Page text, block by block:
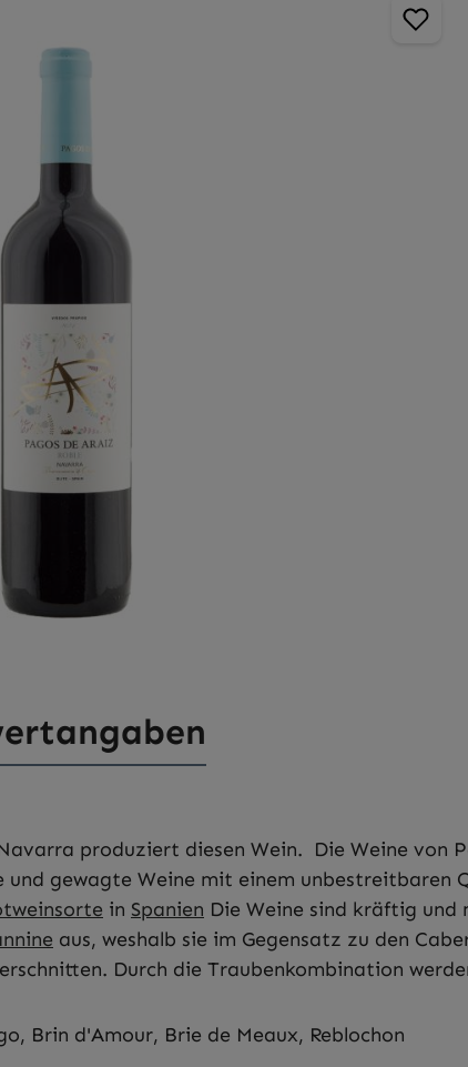
produziert diesen Wein. Die Weine von
und gewagte Weine mit einem
in Spanien Die Weine sind kräftig
aus, weshalb sie im Gegensatz zu den
Durch die Traubenkombination
Brin d'Amour, Brie de Meaux, Reblochon